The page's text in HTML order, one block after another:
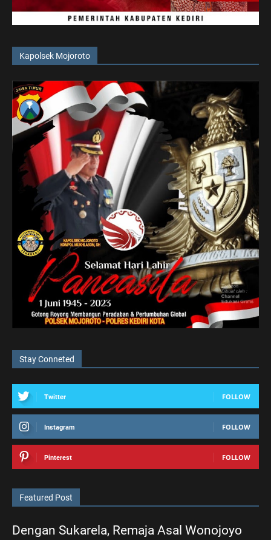
Kapolsek Mojoroto
Stay Conneted
Twitter FOLLOW
Instagram FOLLOW
Pinterest FOLLOW
Featured Post
Dengan Sukarela, Remaja Asal Wonojoyo